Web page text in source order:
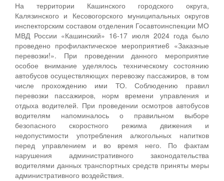
На территории Кашинского городского округа,
Калязинского и Кесовогорского муниципальных округов
инспекторским составом отделения Госавтоинспекции МО
МВД России «Кашинский» 16-17 июля 2024 года было
проведено профилактическое мероприятие6 «Заказные
перевозки!». При проведении данного мероприятие
особое внимание уделялось техническому состоянию
автобусов осуществляющих перевозку пассажиров, в том
числе прохождению ими ТО. Соблюдению правил
перевозки пассажиров, норм времени управления и
отдыха водителей. При проведении осмотров автобусов
водителям напоминалось о правильном выборе
безопасного скоростного режима движения и
недопустимости употребления алкогольных напитков
перед управлением и во время него. По фактам
нарушения административного законодательства
водителями данных транспортных средств приняты меры
административного воздействия.